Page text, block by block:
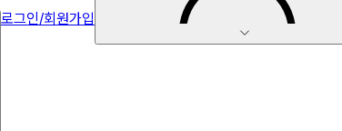
로그인/회원가입